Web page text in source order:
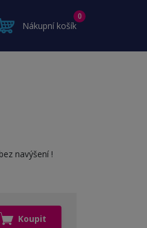
Nákupní košík
0
navýšení !
Koupit